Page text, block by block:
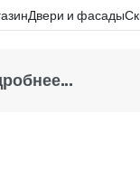
Двери и фасады